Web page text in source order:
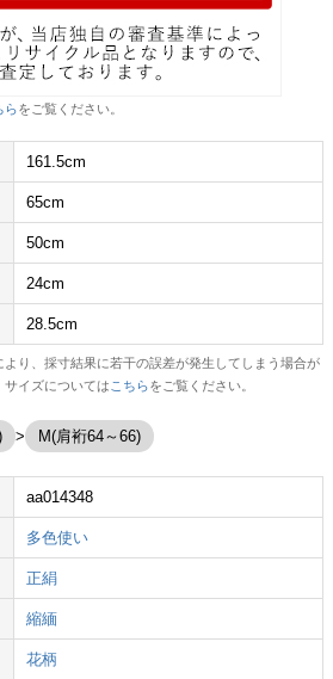
らをご覧ください。
161.5cm
65cm
50cm
24cm
28.5cm
り、採寸結果に若干の誤差が発生してしまう場合が
サイズについては こちらをご覧ください。
M(肩裄64～66)
aa014348
多色使い
正絹
縮緬
花柄